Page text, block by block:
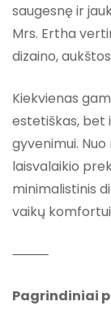
saugesnę ir
Mrs. Ertha
dizaino,
Kiekvienas
estetiškas, bet
gyvenimui.
laisvalaikio
minimalistinis
vaikų
⸻
Pagrindiniai